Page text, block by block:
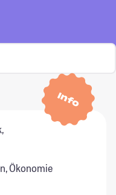
Info
Ökonomie